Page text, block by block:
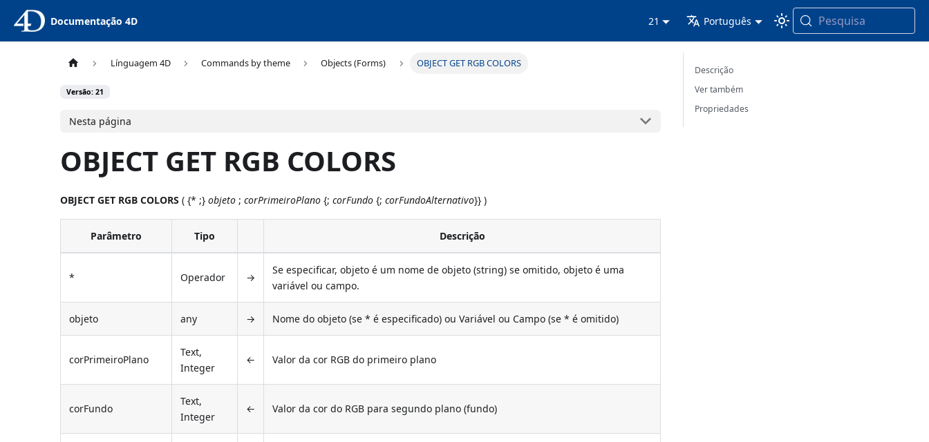
Documentação 4D 21 Português Pesquisa
Línguagem 4D Commands by theme Objects (Forms) OBJECT GET RGB COLORS
Versão: 21
Nesta página
OBJECT GET RGB COLORS
OBJECT GET RGB COLORS ( {* ;}objeto ;corPrimeiroPlano {;corFundo {;corFundoAlternativo}} )
Parâmetro Tipo Descrição
* Operador →
Se especificar, objeto é um nome de objeto (string) se omitido, objeto é uma
variável ou campo.
objeto any → Nome do objeto (se * é especificado) ou Variável ou Campo (se * é omitido)
corPrimeiroPlano
Text,
Integer
← Valor da cor RGB do primeiro plano
corFundo
Text,
Integer
← Valor da cor do RGB para segundo plano (fundo)
Descrição
Ver também
Propriedades